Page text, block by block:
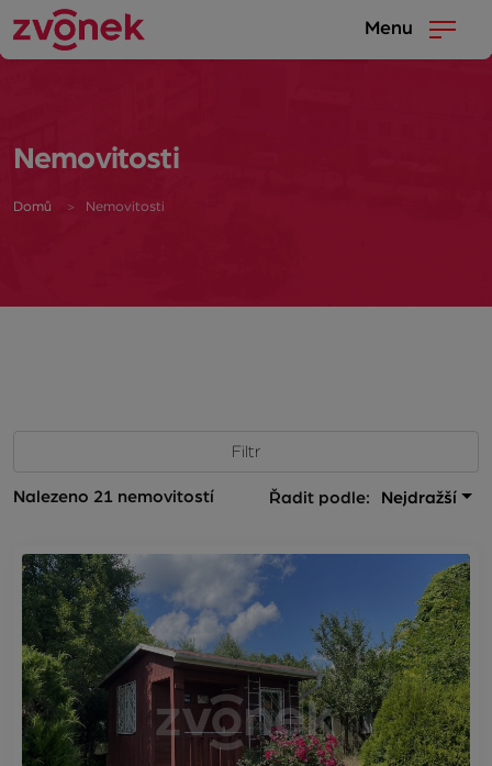
Menu
Nemovitosti
Domů Nemovitosti
Filtr
Nalezeno 21 nemovitostí Řadit podle: Nejdražší